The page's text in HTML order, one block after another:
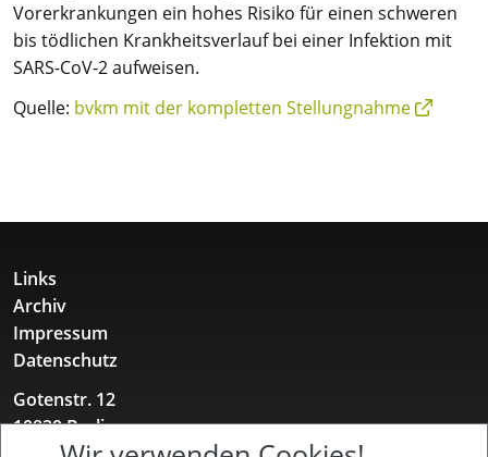
Vorerkrankungen ein hohes Risiko für einen schweren
bis tödlichen Krankheitsverlauf bei einer Infektion mit
SARS-CoV-2 aufweisen.
Quelle: bvkm mit der kompletten Stellungnahme
Links
Archiv
Impressum
Datenschutz
Gotenstr. 12
10829 Berlin